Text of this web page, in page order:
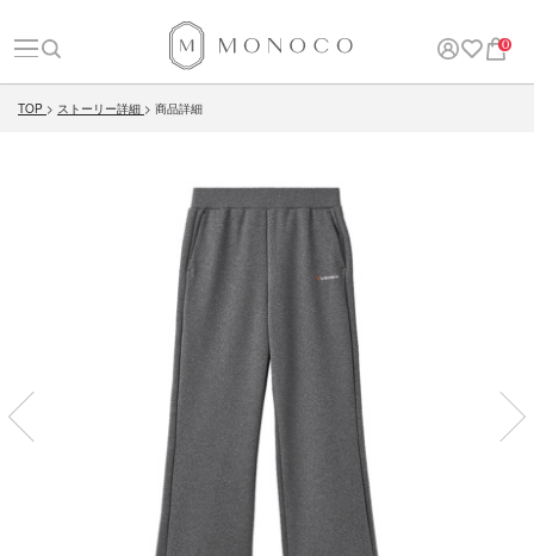
0
TOP ストーリー詳細 商品詳細